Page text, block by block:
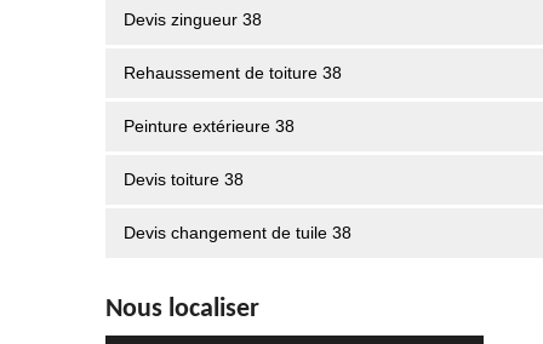
Devis zingueur 38
Rehaussement de toiture 38
Peinture extérieure 38
Devis toiture 38
Devis changement de tuile 38
Nous localiser